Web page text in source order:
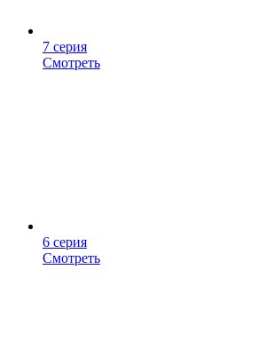
7 серия
Смотреть
6 серия
Смотреть